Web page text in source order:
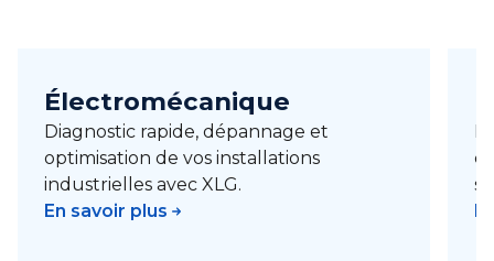
Électromécanique
Diagnostic rapide, dépannage et
optimisation de vos installations
industrielles avec XLG.
En savoir plus